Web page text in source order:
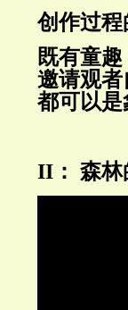
创作过
既有童
邀请观
都可以
II： 森林